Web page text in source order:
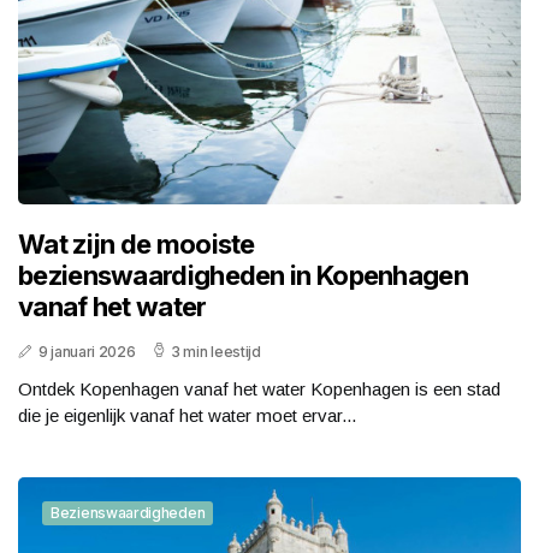
Wat zijn de mooiste
bezienswaardigheden in Kopenhagen
vanaf het water
9 januari 2026 3 min leestijd
Ontdek Kopenhagen vanaf het water Kopenhagen is een stad
die je eigenlijk vanaf het water moet ervar...
Bezienswaardigheden